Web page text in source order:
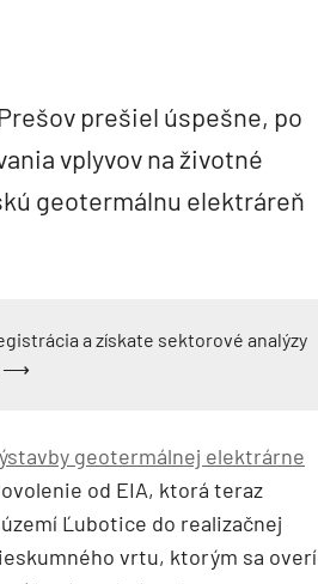
prešiel úspešne, po
vplyvov na životné
geotermálnu elektráreň
a získate sektorové analýzy
⟶
geotermálnej elektrárne
od EIA, ktorá teraz
Ľubotice do realizačnej
vrtu, ktorým sa overí